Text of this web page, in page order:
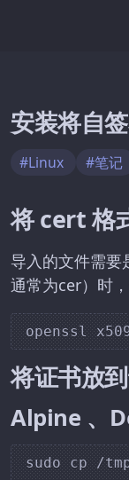
安装将自
#Linux #笔记
将 cert 格
导入的文件需
通常为cer）时
将证书放
Alpine 、
sudo cp /